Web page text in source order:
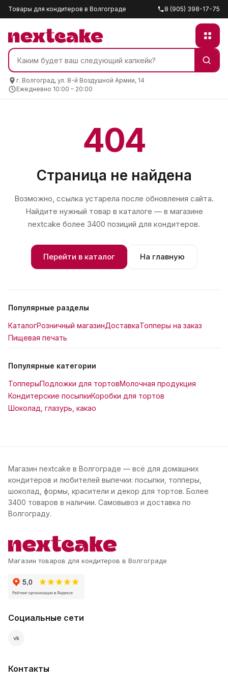
Товары для кондитеров в Волгограде 8 (905) 398-17-75
г. Волгоград, ул. 8-й Воздушной Армии, 14
Ежедневно 10:00 – 20:00
404
Страница не найдена
Возможно, ссылка устарела после обновления сайта.
Найдите нужный товар в каталоге — в магазине
nextcake более 3400 позиций для кондитеров.
Перейти в каталог На главную
Популярные разделы
КаталогРозничный магазинДоставкаТопперы на заказ
Пищевая печать
Популярные категории
ТопперыПодложки для тортовМолочная продукция
Кондитерские посыпкиКоробки для тортов
Шоколад, глазурь, какао
Магазин nextcake в Волгограде — всё для домашних
кондитеров и любителей выпечки: посыпки, топперы,
шоколад, формы, красители и декор для тортов. Более
3400 товаров в наличии. Самовывоз и доставка по
Волгограду.
Магазин товаров для кондитеров в Волгограде
Социальные сети
vk
Контакты